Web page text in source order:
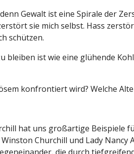
Gewalt ist eine Spirale der
sie mich selbst. Hass
schützen.
bleiben ist wie eine glühende
konfrontiert wird? Welche
hat uns großartige Beispiele
Churchill und Lady